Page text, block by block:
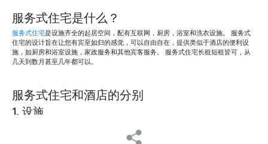
服务式住宅是什么？
服务式住宅是设施齐全的起居空间，配有互联网，厨房，浴室和洗衣设施。 服务式
住宅的设计旨在让您有宾至如归的感觉，可以自由自在，提供类似于酒店的便利设
施，如厨房和浴室设施，家政服务和其他宾客服务。 服务式住宅长租短租皆可，从
几天到数月甚至几年都可以。
服务式住宅和酒店的分别
1. 设施
间，服务式住宅的日用品一应俱全，让客人有宾至如归的感觉。这些必需品包括一个